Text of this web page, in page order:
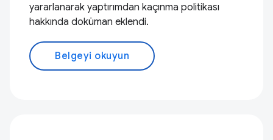
yararlanarak yaptırımdan kaçınma politikası
hakkında doküman eklendi.
Belgeyi okuyun